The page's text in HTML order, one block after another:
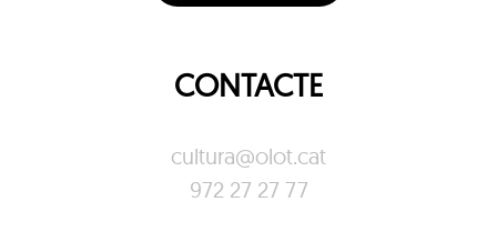
CONTACTE
cultura@olot.cat
972 27 27 77